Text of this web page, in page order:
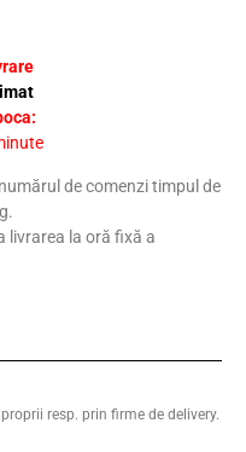
de comenzi timpul de
livrarea la oră fixă a
resp. prin firme de delivery.